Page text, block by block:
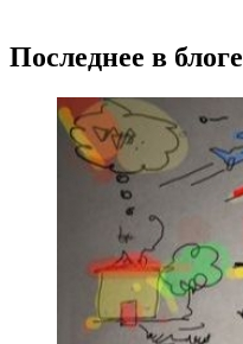
Последнее в блоге